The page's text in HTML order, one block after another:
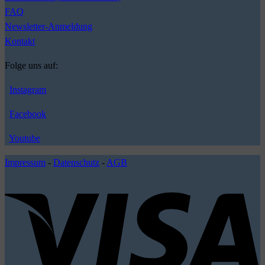
FAQ
Newsletter-Anmeldung
Kontakt
Folge uns auf:
Instagram
Facebook
Youtube
Impressum - Datenschutz - AGB